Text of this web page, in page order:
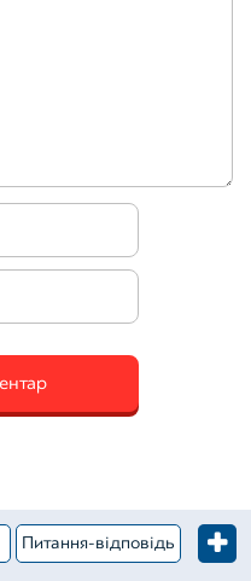
Питання-відповідь